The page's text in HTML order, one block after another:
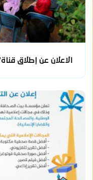
الاعلان عن إطلاق